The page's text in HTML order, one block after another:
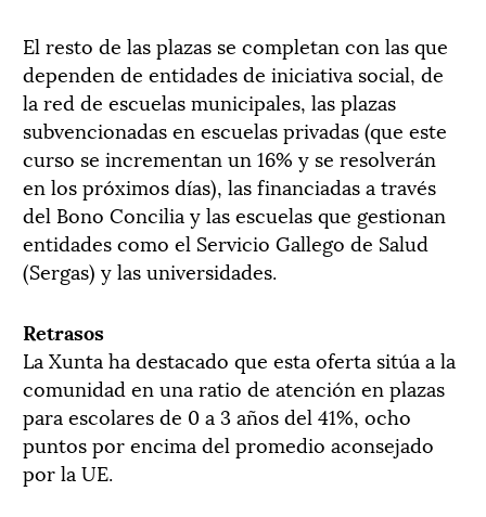
El resto de las plazas se completan con las que
dependen de entidades de iniciativa social, de
la red de escuelas municipales, las plazas
subvencionadas en escuelas privadas (que este
curso se incrementan un 16% y se resolverán
en los próximos días), las financiadas a través
del Bono Concilia y las escuelas que gestionan
entidades como el Servicio Gallego de Salud
(Sergas) y las universidades.
Retrasos
La Xunta ha destacado que esta oferta sitúa a la
comunidad en una ratio de atención en plazas
para escolares de 0 a 3 años del 41%, ocho
puntos por encima del promedio aconsejado
por la UE.